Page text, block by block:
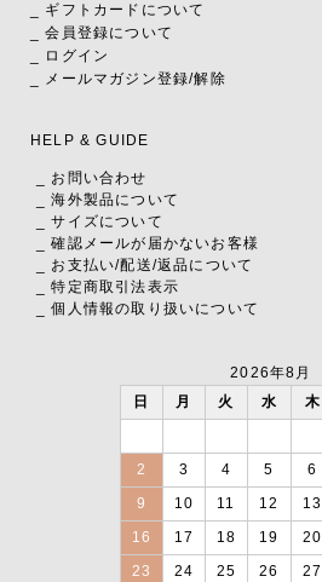
_ ギフトカードについて
_ 会員登録について
_ ログイン
_ メールマガジン登録/解除
HELP & GUIDE
_ お問い合わせ
_ 海外製品について
_ サイズについて
_ 確認メールが届かないお客様
_ お支払い/配送/返品について
_ 特定商取引法表示
_ 個人情報の取り扱いについて
2026年8月
日
月 火 水 木
2
3 4 5 6
9
10 11 12 13
16
17 18 19 20
23
24 25 26 27